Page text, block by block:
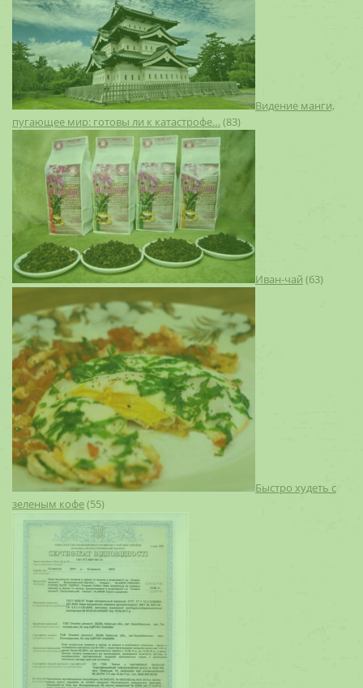
Видение манги,
пугающее мир: готовы ли к катастрофе… (83)
Иван-чай (63)
Быстро худеть с
зеленым кофе(55)